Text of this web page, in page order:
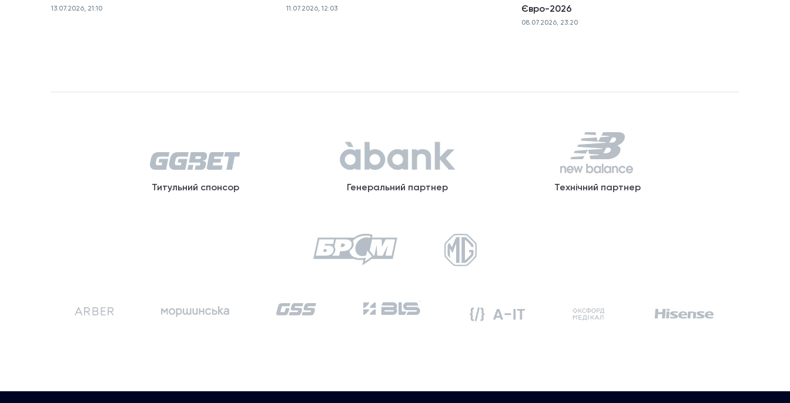
13.07.2026, 21:10 11.07.2026, 12:03
Євро-2026
08.07.2026, 23:20
Титульний спонсор Генеральний партнер Технічний партнер